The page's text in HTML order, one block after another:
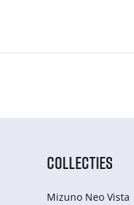
COLLECTIES
Mizuno Neo Vista